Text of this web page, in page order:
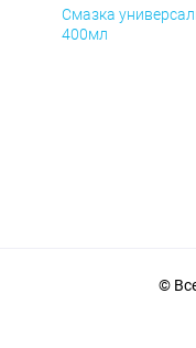
Смазка
400мл
©